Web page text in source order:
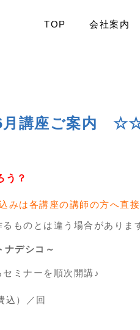
TOP 会社案内
講座ご案内
う？
は各講座の講師の方へ直接
ものとは違う場合がありま
デシコ～
ミナーを順次開講♪
）／回